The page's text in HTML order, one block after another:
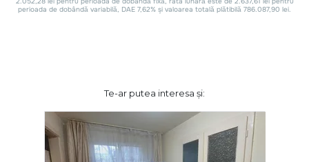
Te-ar putea interesa și: